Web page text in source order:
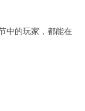
的玩家，都能在